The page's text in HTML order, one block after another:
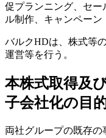
促プランニング、セ
ル制作、キャンペーン
バルクHDは、株式等
運営等を行う。
本株式取得及
子会社化の目
両社グループの既存